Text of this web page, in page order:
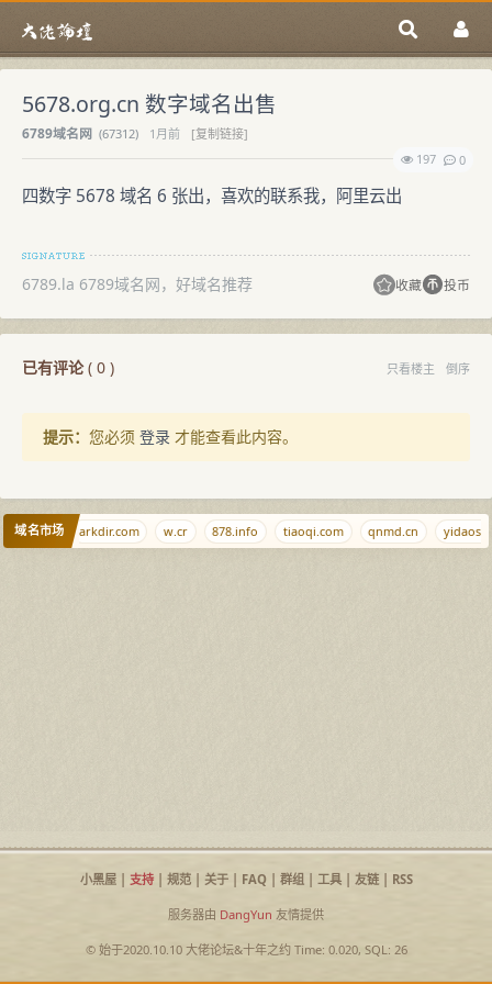
5678.org.cn 数字域名出售
6789域名网 (67312) 1月前
[复制链接]
197
0
四数字 5678 域名 6 张出，喜欢的联系我，阿里云出
6789.la 6789域名网，好域名推荐 收藏 投币
已有评论( 0 ) 只看楼主 倒序
提示： 您必须 登录 才能查看此内容。
域名市场 arkdir.com w.cr 878.info tiaoqi.com qnmd.cn
小黑屋| 支持| 规范| 关于| FAQ| 群组| 工具| 友链| RSS
服务器由 DangYun 友情提供
© 始于2020.10.10 大佬论坛&十年之约Time: 0.020, SQL: 26